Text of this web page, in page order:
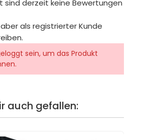
sind derzeit keine Bewertungen
als registrierter Kunde
sein, um das Produkt
auch gefallen: